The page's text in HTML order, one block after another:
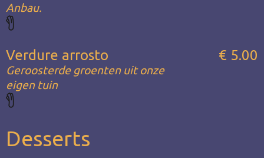
Anbau.
Verdure arrosto
Geroosterde groenten uit onze
eigen tuin
€ 5.00
Desserts